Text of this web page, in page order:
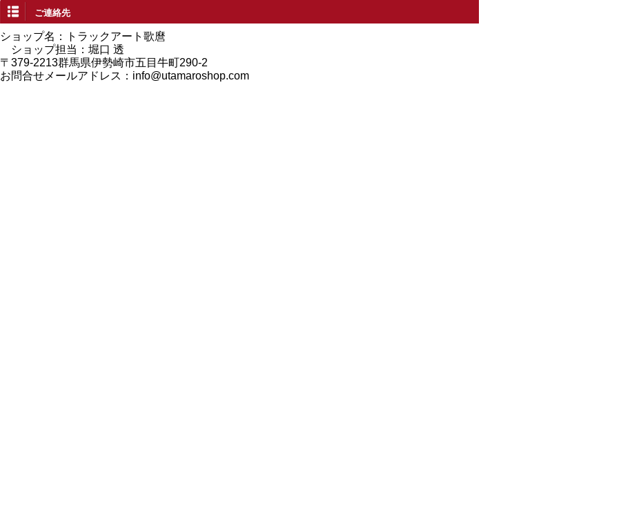
ご連絡先
ショップ名：トラックアート歌麿
ショップ担当：堀口 透
〒379-2213群馬県伊勢崎市五目牛町290-2
お問合せメールアドレス： info@utamaroshop.com